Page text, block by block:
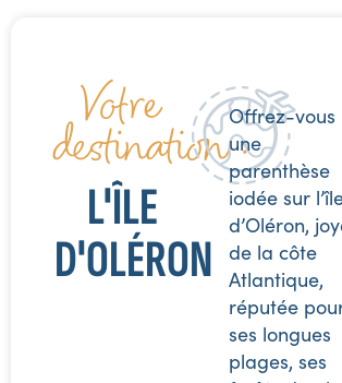
Votre
destination :
L'ÎLE
D'OLÉRON
Offrez-vous
une
parenthèse
iodée sur
d’Oléron,
de la côte
Atlantique,
réputée
ses longues
plages, ses